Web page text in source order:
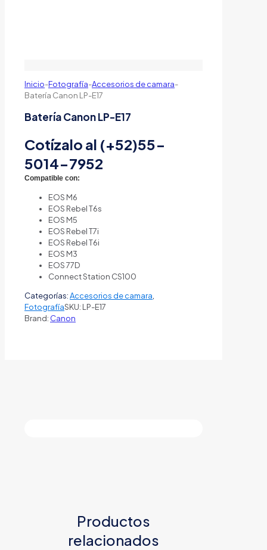
Inicio-Fotografía-Accesorios de camara-
Batería Canon LP-E17
Batería Canon LP-E17
Cotízalo al (+52)55-
5014-7952
Compatible con:
EOS M6
EOS Rebel T6s
EOS M5
EOS Rebel T7i
EOS Rebel T6i
EOS M3
EOS 77D
Connect Station CS100
Categorías:Accesorios de camara,
FotografíaSKU: LP-E17
Brand: Canon
Productos
relacionados